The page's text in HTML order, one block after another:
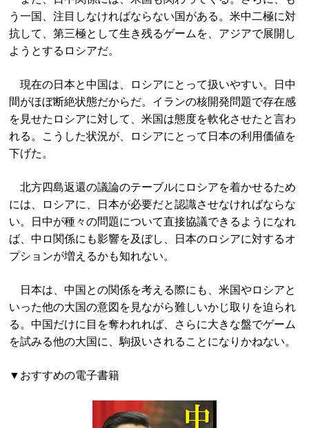
う一国、注目しなければならない国がある。米中二極に対
抗して、第三極として生き残るゲームを、アジアで展開し
ようとするロシアだ。
現在の日本と中国は、ロシアにとって扱いやすい。日中
間がほぼ断絶状態だからだ。イランの核開発問題で存在感
を見せたロシアに対して、米国は態度を軟化させたと言わ
れる。こうした状況が、ロシアにとって日本の利用価値を
下げた。
北方四島返還の議論のテーブルにロシアを着かせるため
には、ロシアに、日本が必要だと認識させなければならな
い。日中が種々の問題について直接協議できるようになれ
ば、中ロ関係にも影響を及ぼし、日本のロシアに対するオ
プションが増えるかも知れない。
日本は、中国との関係を考える際にも、米国やロシアと
いった他の大国の意図を見ながら難しいかじ取りを迫られ
る。中国だけに目を奪われれば、さらに大きな盤でゲーム
を試みる他の大国に、駒扱いされることになりかねない。
▼おすすめの電子書籍